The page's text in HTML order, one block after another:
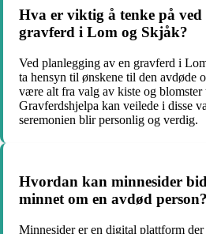
Hva er viktig å tenke på ved
gravferd i Lom og Skjåk?
Ved planlegging av en gravferd i
ta hensyn til ønskene til den avdøde
være alt fra valg av kiste og
Gravferdshjelpa kan veilede i disse
seremonien blir personlig og verdig.
Hvordan kan minnesider
minnet om en avdød person?
Minnesider er en digital plattform der